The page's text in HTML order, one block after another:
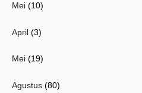
Mei (10)
April (3)
Mei (19)
Agustus (80)